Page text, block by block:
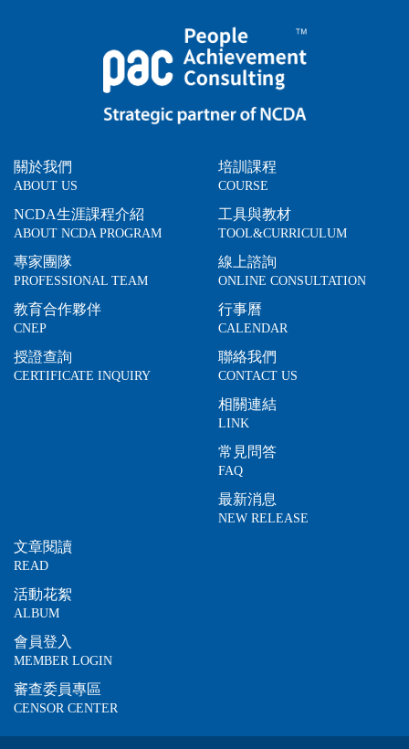
關於我們
ABOUT US
NCDA生涯課程介紹
ABOUT NCDA PROGRAM
專家團隊
PROFESSIONAL TEAM
教育合作夥伴
CNEP
授證查詢
CERTIFICATE INQUIRY
培訓課程
COURSE
工具與教材
TOOL&CURRICULUM
線上諮詢
ONLINE CONSULTATION
行事曆
CALENDAR
聯絡我們
CONTACT US
相關連結
LINK
常見問答
FAQ
最新消息
NEW RELEASE
文章閱讀
READ
活動花絮
ALBUM
會員登入
MEMBER LOGIN
審查委員專區
CENSOR CENTER